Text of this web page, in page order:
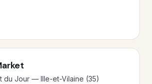
du Jour — Ille-et-Vilaine (35)